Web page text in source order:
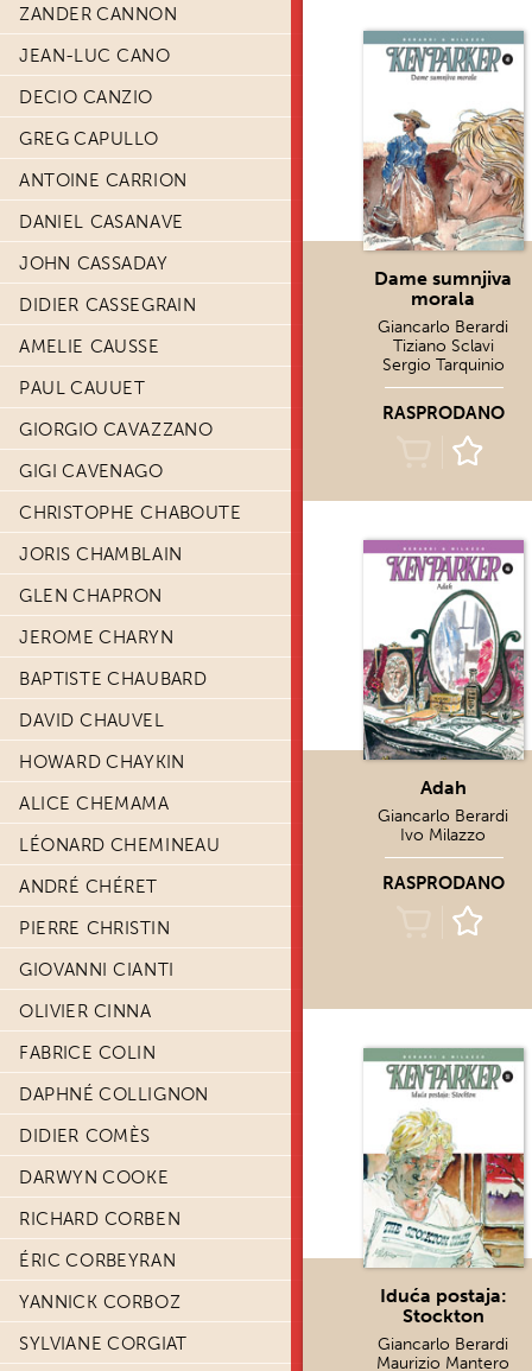
ZANDER CANNON
JEAN-LUC CANO
DECIO CANZIO
GREG CAPULLO
ANTOINE CARRION
DANIEL CASANAVE
JOHN CASSADAY
DIDIER CASSEGRAIN
AMELIE CAUSSE
PAUL CAUUET
GIORGIO CAVAZZANO
GIGI CAVENAGO
CHRISTOPHE CHABOUTE
JORIS CHAMBLAIN
GLEN CHAPRON
JEROME CHARYN
BAPTISTE CHAUBARD
DAVID CHAUVEL
HOWARD CHAYKIN
ALICE CHEMAMA
LÉONARD CHEMINEAU
ANDRÉ CHÉRET
PIERRE CHRISTIN
GIOVANNI CIANTI
OLIVIER CINNA
FABRICE COLIN
DAPHNÉ COLLIGNON
DIDIER COMÈS
DARWYN COOKE
RICHARD CORBEN
ÉRIC CORBEYRAN
YANNICK CORBOZ
SYLVIANE CORGIAT
Dame sumnjiva
morala
Giancarlo Berardi
Tiziano Sclavi
Sergio Tarquinio
RASPRODANO
Adah
Giancarlo Berardi
Ivo Milazzo
RASPRODANO
Iduća postaja:
Stockton
Giancarlo Berardi
Maurizio Mantero